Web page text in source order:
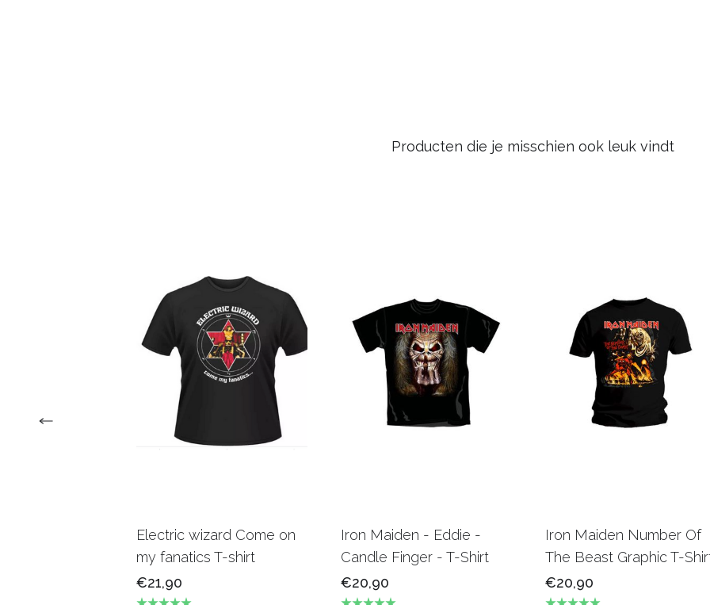
Producten die je misschien ook leuk vindt
Electric wizard Come on
my fanatics T-shirt
€21,90
Iron Maiden - Eddie -
Candle Finger - T-Shirt
€20,90
Iron Maiden Number Of
The Beast Graphic T-
€20,90